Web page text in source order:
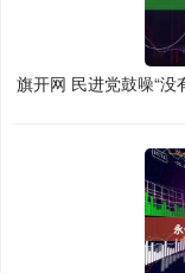
旗开网 民进党鼓噪“没